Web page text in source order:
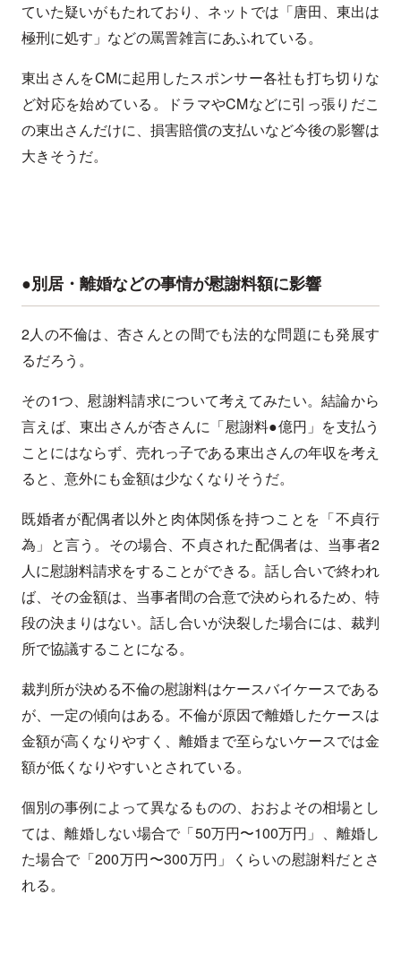
ていた疑いがもたれており、ネットでは「唐田、東出は
極刑に処す」などの罵詈雑言にあふれている。
東出さんをCMに起用したスポンサー各社も打ち切りな
ど対応を始めている。ドラマやCMなどに引っ張りだこ
の東出さんだけに、損害賠償の支払いなど今後の影響は
大きそうだ。
●別居・離婚などの事情が慰謝料額に影響
2人の不倫は、杏さんとの間でも法的な問題にも発展す
るだろう。
その1つ、慰謝料請求について考えてみたい。結論から
言えば、東出さんが杏さんに「慰謝料●億円」を支払う
ことにはならず、売れっ子である東出さんの年収を考え
ると、意外にも金額は少なくなりそうだ。
既婚者が配偶者以外と肉体関係を持つことを「不貞行
為」と言う。その場合、不貞された配偶者は、当事者2
人に慰謝料請求をすることができる。話し合いで終われ
ば、その金額は、当事者間の合意で決められるため、特
段の決まりはない。話し合いが決裂した場合には、裁判
所で協議することになる。
裁判所が決める不倫の慰謝料はケースバイケースである
が、一定の傾向はある。不倫が原因で離婚したケースは
金額が高くなりやすく、離婚まで至らないケースでは金
額が低くなりやすいとされている。
個別の事例によって異なるものの、おおよその相場とし
ては、離婚しない場合で「50万円〜100万円」、離婚し
た場合で「200万円〜300万円」くらいの慰謝料だとさ
れる。